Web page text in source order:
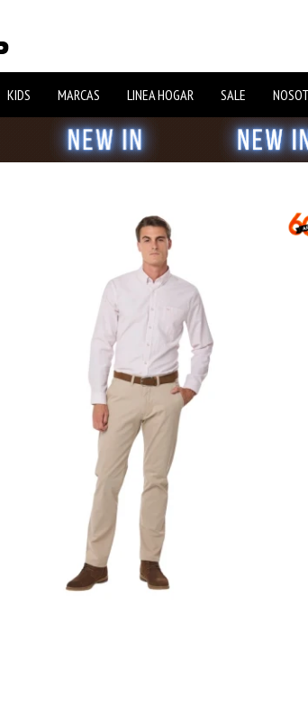
KIDS MARCAS LINEA HOGAR SALE